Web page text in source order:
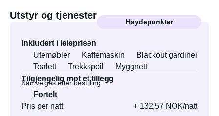
Utstyr og tjenester
Høydepunkter
Inkludert i leieprisen
Utemøbler
Kaffemaskin
Blackout gardiner
Toalett
Trekkspeil
Myggnett
Tilgjengelig mot et tillegg
Kan velges etter bestilling
Fortelt
Pris per natt
+ 132,57 NOK/natt